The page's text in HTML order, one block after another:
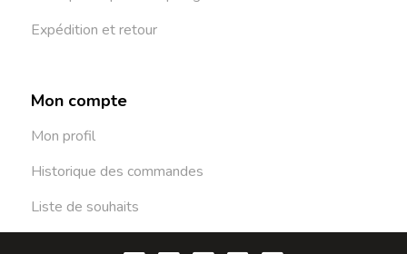
Expédition et retour
Mon compte
Mon profil
Historique des commandes
Liste de souhaits